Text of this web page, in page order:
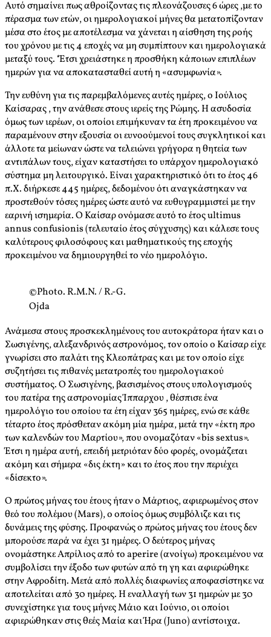
Αυτό σημαίνει πως αθροίζοντας τις πλεονάζουσες 6 ώρες ,με το
πέρασμα των ετών, οι ημερολογιακοί μήνες θα μετατοπίζονταν
μέσα στο έτος με αποτέλεσμα να χάνεται η αίσθηση της ροής
του χρόνου με τις 4 εποχές να μη συμπίπτουν και ημερολογιακά
μεταξύ τους. ‘Έτσι χρειάστηκε η προσθήκη κάποιων επιπλέων
ημερών για να αποκατασταθεί αυτή η «ασυμφωνία».
Την ευθύνη για τις παρεμβαλόμενες αυτές ημέρες, ο Ιούλιος
Καίσαρας , την ανάθεσε στους ιερείς της Ρώμης. Η ασυδοσία
όμως των ιερέων, οι οποίοι επιμήκυναν τα έτη προκειμένου να
παραμένουν στην εξουσία οι ευνοούμενοί τους συγκλητικοί και
άλλοτε τα μείωναν ώστε να τελειώνει γρήγορα η θητεία των
αντιπάλων τους, είχαν καταστήσει το υπάρχον ημερολογιακό
σύστημα μη λειτουργικό. Είναι χαρακτηριστικό ότι το έτος 46
π.Χ. διήρκεσε 445 ημέρες, δεδομένου ότι αναγκάστηκαν να
προστεθούν τόσες ημέρες ώστε αυτό να ευθυγραμμιστεί με την
εαρινή ισημερία. Ο Καίσαρ ονόμασε αυτό το έτος ultimus
annus confusionis (τελευταίο έτος σύγχυσης) και κάλεσε τους
καλύτερους φιλοσόφους και μαθηματικούς της εποχής
προκειμένου να δημιουργηθεί το νέο ημερολόγιο.
©Photo. R.M.N. / R.-G.
Ojda
Ανάμεσα στους προσκεκλημένους του αυτοκράτορα ήταν και ο
Σωσιγένης, αλεξανδρινός αστρονόμος, τον οποίο ο Καίσαρ είχε
γνωρίσει στο παλάτι της Κλεοπάτρας και με τον οποίο είχε
συζητήσει τις πιθανές μετατροπές του ημερολογιακού
συστήματος. Ο Σωσιγένης, βασισμένος στους υπολογισμούς
του πατέρα της αστρονομίας Ίππαρχου , θέσπισε ένα
ημερολόγιο του οποίου τα έτη είχαν 365 ημέρες, ενώ σε κάθε
τέταρτο έτος πρόσθεταν ακόμη μία ημέρα, μετά την «έκτη προ
των καλενδών του Μαρτίου», που ονομαζόταν «bis sextus».
Έτσι η ημέρα αυτή, επειδή μετριόταν δύο φορές, ονομάζεται
ακόμη και σήμερα «δις έκτη» και το έτος που την περιέχει
«δίσεκτο».
Ο πρώτος μήνας του έτους ήταν ο Μάρτιος, αφιερωμένος στον
θεό του πολέμου (Mars), ο οποίος όμως συμβόλιζε και τις
δυνάμεις της φύσης. Προφανώς ο πρώτος μήνας του έτους δεν
μπορούσε παρά να έχει 31 ημέρες. Ο δεύτερος μήνας
ονομάστηκε Απρίλιος από το aperire (ανοίγω) προκειμένου να
συμβολίσει την έξοδο των φυτών από τη γη και αφιερώθηκε
στην Αφροδίτη. Μετά από πολλές διαφωνίες αποφασίστηκε να
αποτελείται από 30 ημέρες. Η εναλλαγή των 31 ημερών με 30
συνεχίστηκε για τους μήνες Μάιο και Ιούνιο, οι οποίοι
αφιερώθηκαν στις θεές Μαία και Ήρα (Juno) αντίστοιχα.